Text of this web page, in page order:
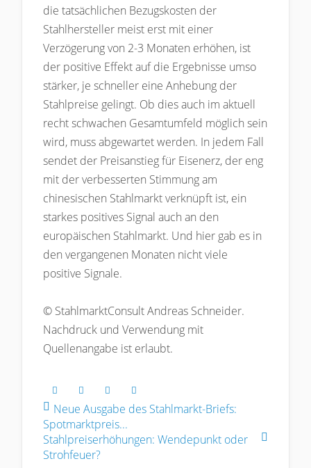
die tatsächlichen Bezugskosten der
Stahlhersteller meist erst mit einer
Verzögerung von 2-3 Monaten erhöhen, ist
der positive Effekt auf die Ergebnisse umso
stärker, je schneller eine Anhebung der
Stahlpreise gelingt. Ob dies auch im aktuell
recht schwachen Gesamtumfeld möglich sein
wird, muss abgewartet werden. In jedem Fall
sendet der Preisanstieg für Eisenerz, der eng
mit der verbesserten Stimmung am
chinesischen Stahlmarkt verknüpft ist, ein
starkes positives Signal auch an den
europäischen Stahlmarkt. Und hier gab es in
den vergangenen Monaten nicht viele
positive Signale.
© StahlmarktConsult Andreas Schneider.
Nachdruck und Verwendung mit
Quellenangabe ist erlaubt.
Neue Ausgabe des Stahlmarkt-Briefs:
Spotmarktpreis...
Stahlpreiserhöhungen: Wendepunkt oder
Strohfeuer?